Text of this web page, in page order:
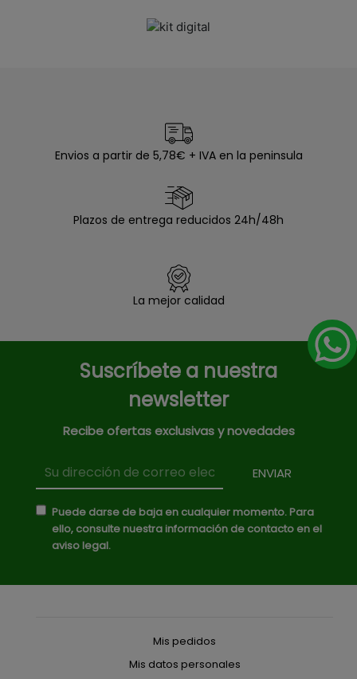
Envios a partir de 5,78€ + IVA en la peninsula
Plazos de entrega reducidos 24h/48h
La mejor calidad
Suscríbete a nuestra
newsletter
Recibe ofertas exclusivas y novedades
Puede darse de baja en cualquier momento. Para
ello, consulte nuestra información de contacto en el
aviso legal.
Mis pedidos
Mis datos personales